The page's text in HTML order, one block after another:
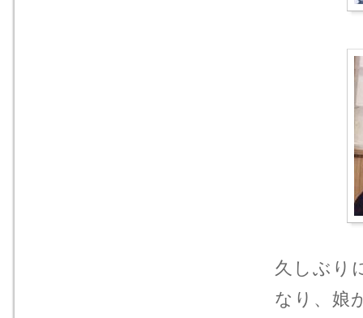
久しぶり
なり、娘